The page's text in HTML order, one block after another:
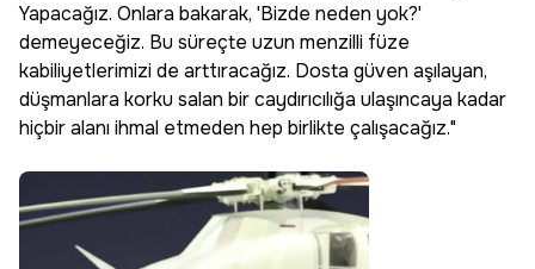
Yapacağız. Onlara bakarak, 'Bizde neden yok?'
demeyeceğiz. Bu süreçte uzun menzilli füze
kabiliyetlerimizi de arttıracağız. Dosta güven aşılayan,
düşmanlara korku salan bir caydırıcılığa ulaşıncaya kadar
hiçbir alanı ihmal etmeden hep birlikte çalışacağız."